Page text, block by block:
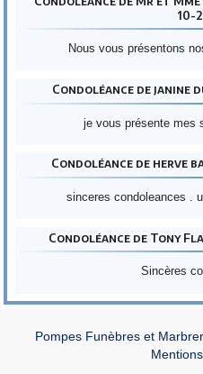
10-
Nous vous présentons
Condoléance de janine
je vous présente mes
Condoléance de herve
sinceres condoleances .
Condoléance de Tony
Sincères
Pompes Funèbres et